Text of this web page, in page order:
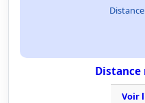
Voir